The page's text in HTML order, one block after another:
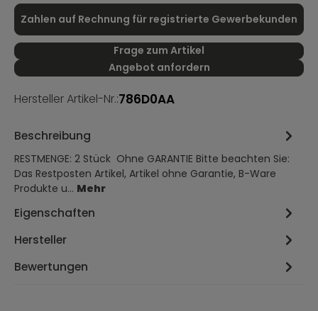
Zahlen auf Rechnung für registrierte Gewerbekunden
Frage zum Artikel
Angebot anfordern
Hersteller Artikel-Nr.:786D0AA
Beschreibung
RESTMENGE: 2 Stück Ohne GARANTIE Bitte beachten Sie:
Das Restposten Artikel, Artikel ohne Garantie, B-Ware
Produkte u… Mehr
Eigenschaften
Hersteller
Bewertungen